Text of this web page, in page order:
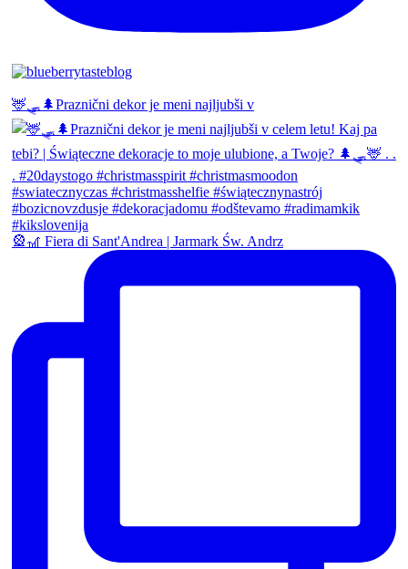
🦌🛷🌲Praznični dekor je meni najljubši v
🎡🎢 Fiera di Sant'Andrea | Jarmark Św. Andrz